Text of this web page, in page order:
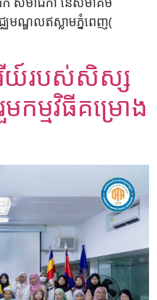
មណ្ឌលឥស្លាមភ្នំពេញ(
រីយ៍របស់សិស្ស
ម្មវិធីគម្រោង